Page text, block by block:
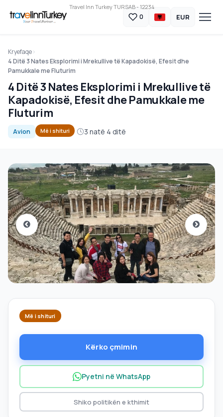
Travel Inn Turkey TURSAB - 12234
0 EUR
Kryefaqe
4 Ditë 3 Nates Eksplorimi i Mrekullive të Kapadokisë, Efesit dhe
Pamukkale me Fluturim
4 Ditë 3 Nates Eksplorimi i Mrekullive të
Kapadokisë, Efesit dhe Pamukkale me
Fluturim
Avion Më i shituri 3 natë 4 ditë
Më i shituri
Kërko çmimin
Pyetni në WhatsApp
Shiko politikën e kthimit